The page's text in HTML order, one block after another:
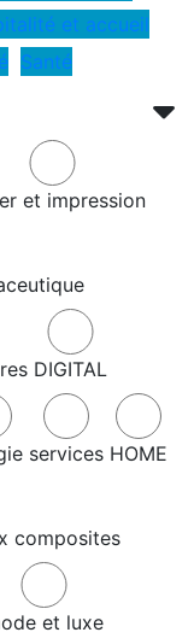
et impression
DIGITAL
services HOME
composites
et luxe
et accueil
Santé